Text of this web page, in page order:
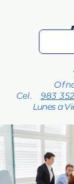
Cel. 983
Lunes a